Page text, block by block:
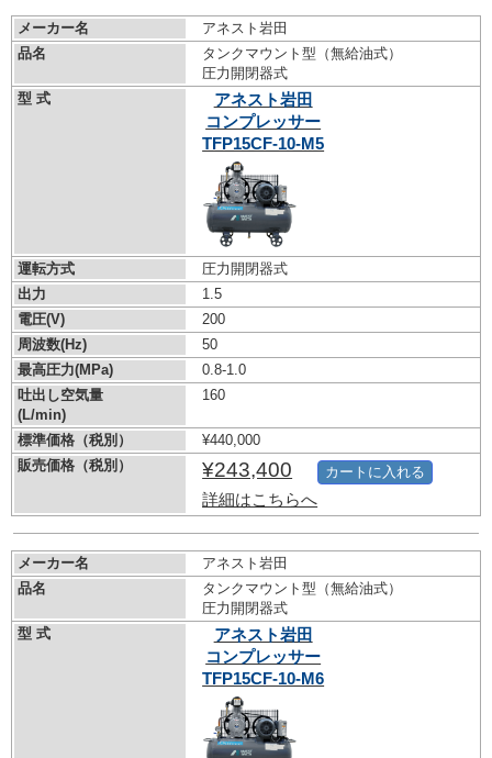
メーカー名
アネスト岩田
品名
タンクマウント型（無給油式）
圧力開閉器式
型 式
アネスト岩田
コンプレッサー
TFP15CF-10-M5
運転方式
圧力開閉器式
出力
1.5
電圧(V)
200
周波数(Hz)
50
最高圧力(MPa)
0.8-1.0
吐出し空気量
(L/min)
160
標準価格（税別）
¥440,000
販売価格（税別）
¥243,400
詳細はこちらへ
カートに入れる
メーカー名
アネスト岩田
品名
タンクマウント型（無給油式）
圧力開閉器式
型 式
アネスト岩田
コンプレッサー
TFP15CF-10-M6